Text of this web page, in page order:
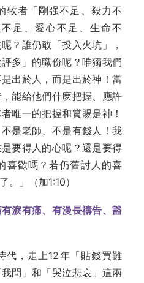
牧者「剛强不足、毅力不
足、愛心不足、生命不
？誰仍敢「投入火坑」，
多」的職份呢？唯獨我們
出於人，而是出於神！當
能給他們什麽把握、應許
唯一的把握和賞賜是神！
是老師、不是有錢人！我
要得人的心呢？還是要得
喜歡嗎？若仍舊討人的喜
。」（加1:10）
淚有痛、有漫長禱告、豁
代，走上12年「貼錢買難
問」和「哭泣悲哀」這兩